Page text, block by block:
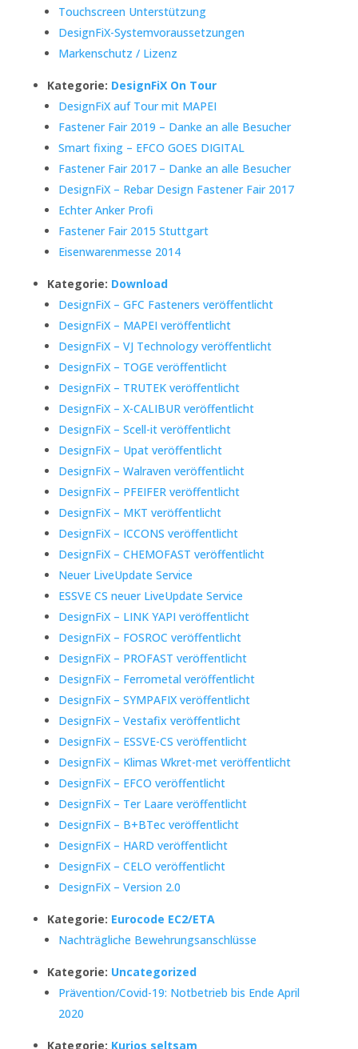
Touchscreen Unterstützung
DesignFiX-Systemvoraussetzungen
Markenschutz / Lizenz
Kategorie: DesignFiX On Tour
DesignFiX auf Tour mit MAPEI
Fastener Fair 2019 – Danke an alle Besucher
Smart fixing – EFCO GOES DIGITAL
Fastener Fair 2017 – Danke an alle Besucher
DesignFiX – Rebar Design Fastener Fair 2017
Echter Anker Profi
Fastener Fair 2015 Stuttgart
Eisenwarenmesse 2014
Kategorie: Download
DesignFiX – GFC Fasteners veröffentlicht
DesignFiX – MAPEI veröffentlicht
DesignFiX – VJ Technology veröffentlicht
DesignFiX – TOGE veröffentlicht
DesignFiX – TRUTEK veröffentlicht
DesignFiX – X-CALIBUR veröffentlicht
DesignFiX – Scell-it veröffentlicht
DesignFiX – Upat veröffentlicht
DesignFiX – Walraven veröffentlicht
DesignFiX – PFEIFER veröffentlicht
DesignFiX – MKT veröffentlicht
DesignFiX – ICCONS veröffentlicht
DesignFiX – CHEMOFAST veröffentlicht
Neuer LiveUpdate Service
ESSVE CS neuer LiveUpdate Service
DesignFiX – LINK YAPI veröffentlicht
DesignFiX – FOSROC veröffentlicht
DesignFiX – PROFAST veröffentlicht
DesignFiX – Ferrometal veröffentlicht
DesignFiX – SYMPAFIX veröffentlicht
DesignFiX – Vestafix veröffentlicht
DesignFiX – ESSVE-CS veröffentlicht
DesignFiX – Klimas Wkret-met veröffentlicht
DesignFiX – EFCO veröffentlicht
DesignFiX – Ter Laare veröffentlicht
DesignFiX – B+BTec veröffentlicht
DesignFiX – HARD veröffentlicht
DesignFiX – CELO veröffentlicht
DesignFiX – Version 2.0
Kategorie: Eurocode EC2/ETA
Nachträgliche Bewehrungsanschlüsse
Kategorie: Uncategorized
Prävention/Covid-19: Notbetrieb bis Ende April
2020
Kategorie: Kurios seltsam